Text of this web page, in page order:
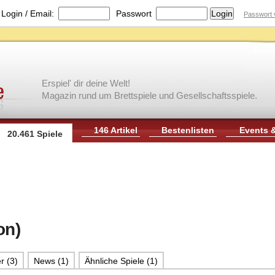
Login / Email: Passwort Passwort
Erspiel' dir deine Welt!
Magazin rund um Brettspiele und Gesellschaftsspiele.
20.461 Spiele 146 Artikel Bestenlisten Events
(3) News (1) Ähnliche Spiele (1)